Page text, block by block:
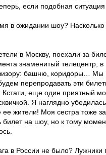
если подобная
в ожидании шоу?
в Москву, поехали за
знаменитый телецентр,
башню, коридоры… Мы
перепродавать эти
Кстати, еще один приятный
Я наглядно
ее жители! Моя сестра тоже
билет на шоу, но к тому
в России не было? Лужники